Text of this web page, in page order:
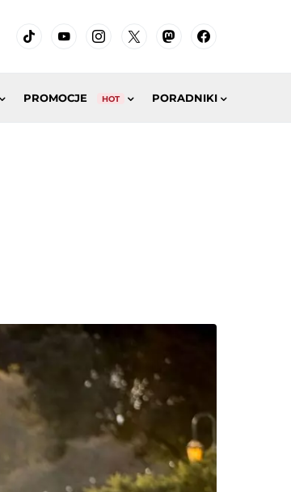
PROMOCJE HOT PORADNIKI